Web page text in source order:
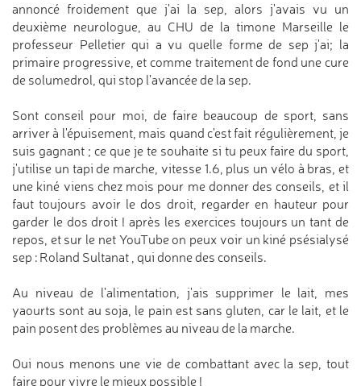
annoncé froidement que j'ai la sep, alors j'avais vu un
deuxième neurologue, au CHU de la timone Marseille le
professeur Pelletier qui a vu quelle forme de sep j'ai; la
primaire progressive, et comme traitement de fond une cure
de solumedrol, qui stop l'avancée de la sep.
Sont conseil pour moi, de faire beaucoup de sport, sans
arriver à l'épuisement, mais quand c'est fait régulièrement, je
suis gagnant ; ce que je te souhaite si tu peux faire du sport,
j'utilise un tapi de marche, vitesse 1.6, plus un vélo à bras, et
une kiné viens chez mois pour me donner des conseils, et il
faut toujours avoir le dos droit, regarder en hauteur pour
garder le dos droit ! après les exercices toujours un tant de
repos, et sur le net YouTube on peux voir un kiné psésialysé
sep : Roland Sultanat , qui donne des conseils.
Au niveau de l'alimentation, j'ais supprimer le lait, mes
yaourts sont au soja, le pain est sans gluten, car le lait, et le
pain posent des problèmes au niveau de la marche.
Oui nous menons une vie de combattant avec la sep, tout
faire pour vivre le mieux possible !